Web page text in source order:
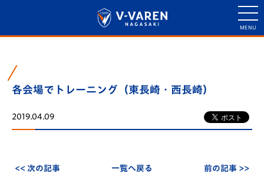
各会場でトレーニング（東長崎・西長崎）
2019.04.09
<< 次の記事 一覧へ戻る 前の記事 >>